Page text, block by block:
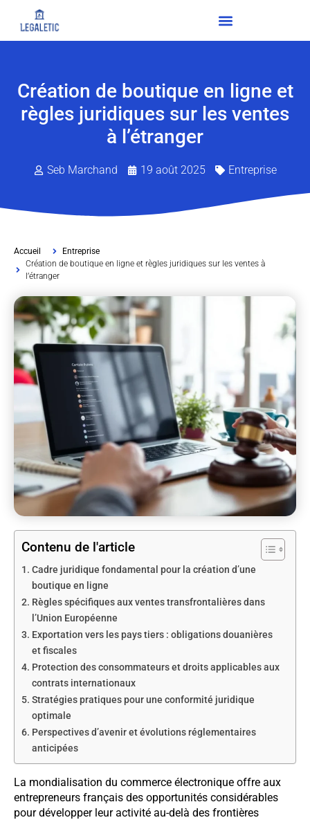
Création de boutique en ligne et
règles juridiques sur les ventes
à l’étranger
Seb Marchand 19 août 2025 Entreprise
Accueil
Entreprise
Création de boutique en ligne et règles juridiques sur les ventes à
l’étranger
Contenu de l'article
Cadre juridique fondamental pour la création d’une
boutique en ligne
Règles spécifiques aux ventes transfrontalières dans
l’Union Européenne
Exportation vers les pays tiers : obligations douanières
et fiscales
Protection des consommateurs et droits applicables aux
contrats internationaux
Stratégies pratiques pour une conformité juridique
optimale
Perspectives d’avenir et évolutions réglementaires
anticipées
La mondialisation du commerce électronique offre aux
entrepreneurs français des opportunités considérables
pour développer leur activité au-delà des frontières